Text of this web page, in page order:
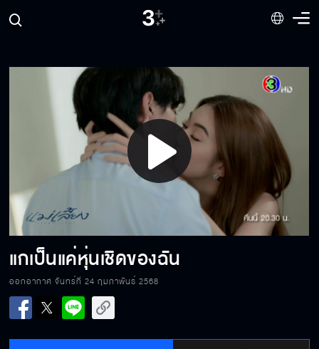
Play
แกเป็นแค่หุ่นเชิดของฉัน
ออกอากาศ จันทร์ที่ 24 กุมภาพันธ์ 2568
ตำรวจรู้มั้ยว่าเป็นลายนิ้วมือใคร
อยากจะเปลี่ยนพ่อแล้วเหรอ
ดาวต้องทวงของดาวคืน